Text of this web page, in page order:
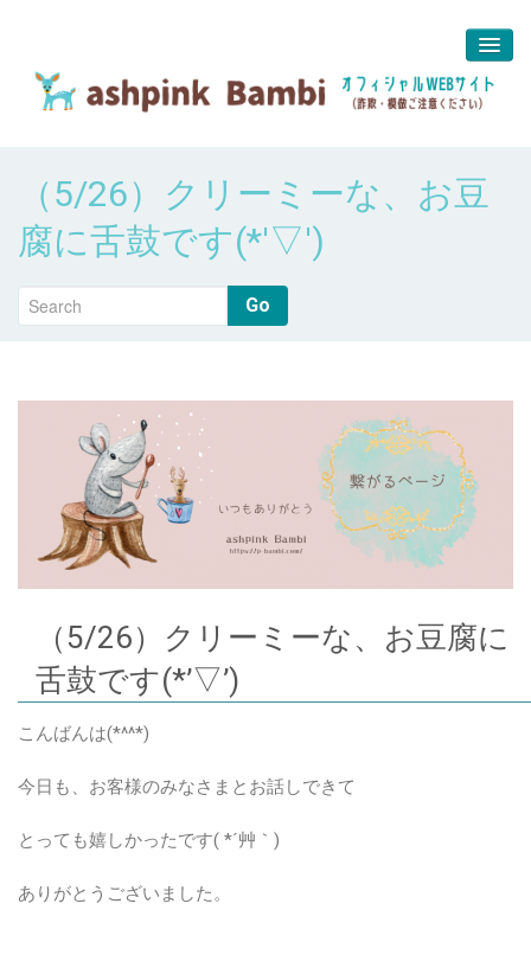
about us
堀江 真代
（5/26）クリーミーな、お豆
腐に舌鼓です(*'▽')
Go
（5/26）クリーミーな、お豆腐に
舌鼓です(*’▽’)
こんばんは(*^^*)
今日も、お客様のみなさまとお話しできて
とっても嬉しかったです( *´艸｀)
ありがとうございました。